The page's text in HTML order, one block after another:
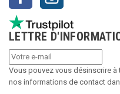
LETTRE
Vous pouvez vous désinscrire
nos informations de contact